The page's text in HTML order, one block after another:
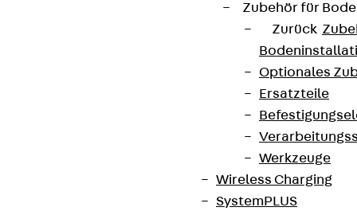
Zubehör für
Zurück
Optionales
Ersatzteile
Werkzeuge
Wireless Charging
SystemPLUS